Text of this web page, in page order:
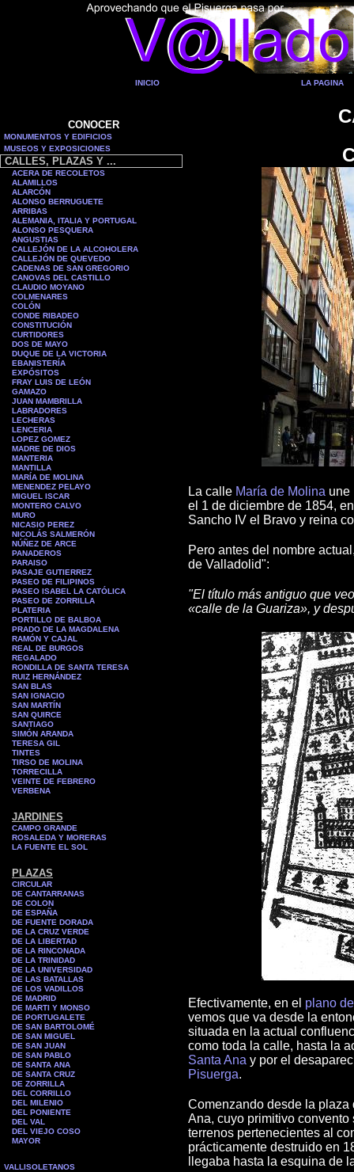
INICIO LA PAGINA
CONOCER
MONUMENTOS Y EDIFICIOS
MUSEOS Y EXPOSICIONES
CALLES, PLAZAS Y ...
ACERA DE RECOLETOS
ALAMILLOS
ALARCÓN
ALONSO BERRUGUETE
ARRIBAS
ALEMANIA, ITALIA Y PORTUGAL
ALONSO PESQUERA
ANGUSTIAS
CALLEJÓN DE LA ALCOHOLERA
CALLEJÓN DE QUEVEDO
CADENAS DE SAN GREGORIO
CANOVAS DEL CASTILLO
CLAUDIO MOYANO
COLMENARES
COLÓN
CONDE RIBADEO
CONSTITUCIÓN
CURTIDORES
DOS DE MAYO
DUQUE DE LA VICTORIA
EBANISTERÍA
EXPÓSITOS
FRAY LUIS DE LEÓN
GAMAZO
JUAN MAMBRILLA
LABRADORES
LECHERAS
LENCERIA
LOPEZ GOMEZ
MADRE DE DIOS
MANTERIA
MANTILLA
MARÍA DE MOLINA
MENENDEZ PELAYO
MIGUEL ISCAR
MONTERO CALVO
MURO
NICASIO PEREZ
NICOLÁS SALMERÓN
NÚÑEZ DE ARCE
PANADEROS
PARAISO
PASAJE GUTIERREZ
PASEO DE FILIPINOS
PASEO ISABEL LA CATÓLICA
PASEO DE ZORRILLA
PLATERIA
PORTILLO DE BALBOA
PRADO DE LA MAGDALENA
RAMÓN Y CAJAL
REAL DE BURGOS
REGALADO
RONDILLA DE SANTA TERESA
RUIZ HERNÁNDEZ
SAN BLAS
SAN IGNACIO
SAN MARTÍN
SAN QUIRCE
SANTIAGO
SIMÓN ARANDA
TERESA GIL
TINTES
TIRSO DE MOLINA
TORRECILLA
VEINTE DE FEBRERO
VERBENA
JARDINES
CAMPO GRANDE
ROSALEDA Y MORERAS
LA FUENTE EL SOL
PLAZAS
CIRCULAR
DE CANTARRANAS
DE COLON
DE ESPAÑA
DE FUENTE DORADA
DE LA CRUZ VERDE
DE LA LIBERTAD
DE LA RINCONADA
DE LA TRINIDAD
DE LA UNIVERSIDAD
DE LAS BATALLAS
DE LOS VADILLOS
DE MADRID
DE MARTI Y MONSO
DE PORTUGALETE
DE SAN BARTOLOMÉ
DE SAN MIGUEL
DE SAN JUAN
DE SAN PABLO
DE SANTA ANA
DE SANTA CRUZ
DE ZORRILLA
DEL CORRILLO
DEL MILENIO
DEL PONIENTE
DEL VAL
DEL VIEJO COSO
MAYOR
VALLISOLETANOS
La calle María de Molina
el 1 de diciembre de 1854,
Sancho IV el Bravo y reina
Pero antes del nombre
de Valladolid":
"El título más antiguo que
«calle de la Guariza», y
Efectivamente, en el plano
vemos que va desde la
situada en la actual
como toda la calle, hasta la
Santa Ana y por el
Pisuerga.
Comenzando desde la plaza
Ana, cuyo primitivo
terrenos pertenecientes al
prácticamente destruido en
llegaba hasta la esquina de